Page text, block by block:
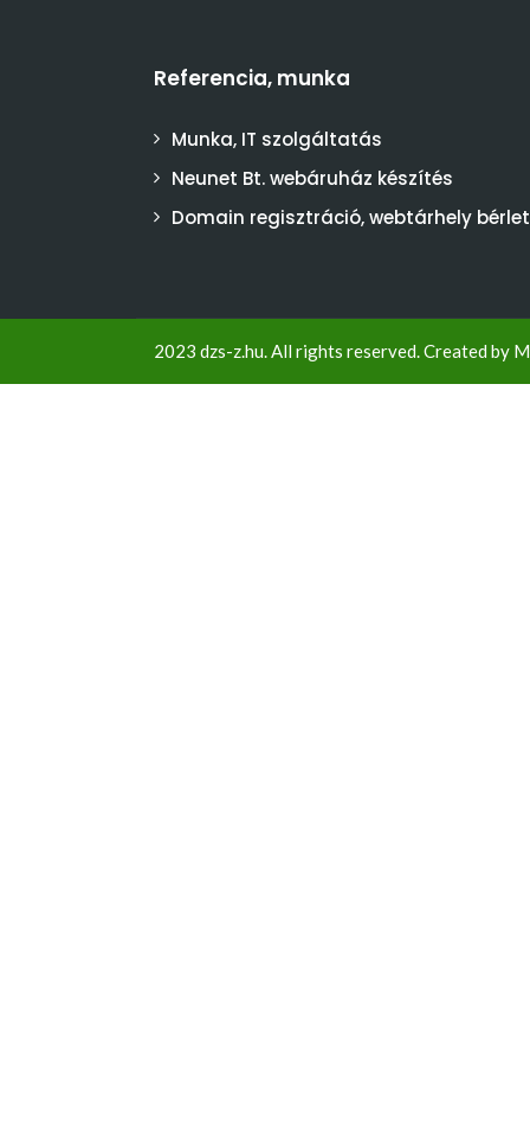
Referencia, munka
Munka, IT szolgáltatás
Neunet Bt. webáruház készítés
Domain regisztráció, webtárhely bérlet
2023 dzs-z.hu. All rights reserved. Created by